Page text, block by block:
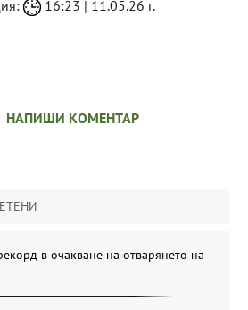
16:23 | 11.05.26 г.
НАПИШИ КОМЕНТАР
в очакване на отварянето на